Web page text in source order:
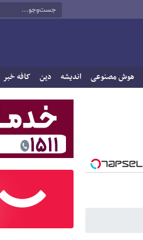
هوش مصنوعی اندیشه دین کافه خبر